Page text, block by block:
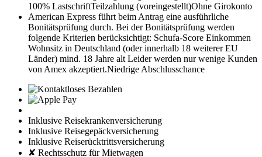
100% LastschriftTeilzahlung (voreingestellt)Ohne Girokonto
American Express führt beim Antrag eine ausführliche
Bonitätsprüfung durch. Bei der Bonitätsprüfung werden
folgende Kriterien berücksichtigt: Schufa-Score Einkommen
Wohnsitz in Deutschland (oder innerhalb 18 weiterer EU
Länder) mind. 18 Jahre alt Leider werden nur wenige Kunden
von Amex akzeptiert.Niedrige Abschlusschance
Inklusive Reisekrankenversicherung
Inklusive Reisegepäckversicherung
Inklusive Reiserücktrittsversicherung
✘ Rechtsschutz für Mietwagen